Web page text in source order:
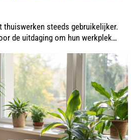
thuiswerken steeds gebruikelijker.
de uitdaging om hun werkplek